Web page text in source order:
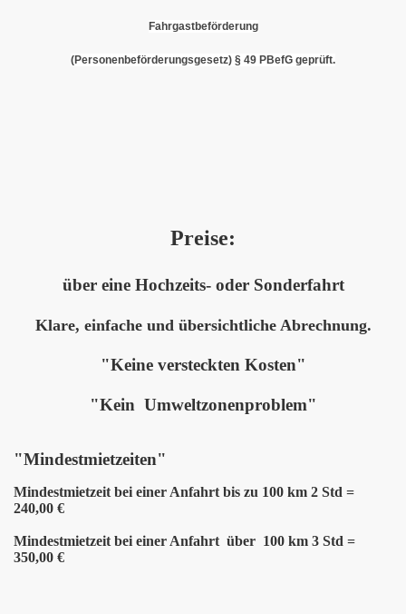
Fahrgastbeförderung
(Personenbeförderungsgesetz) § 49 PBefG geprüft.
Preise:
über eine Hochzeits- oder Sonderfahrt
Klare, einfache und übersichtliche Abrechnung.
"Keine versteckten Kosten"
"Kein Umweltzonenproblem"
"Mindestmietzeiten"
Mindestmietzeit bei einer Anfahrt bis zu 100 km 2 Std =
240,00 €
Mindestmietzeit bei einer Anfahrt über 100 km 3 Std =
350,00 €